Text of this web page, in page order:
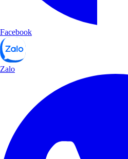
Facebook
Zalo